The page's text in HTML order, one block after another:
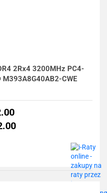
2Rx4 3200MHz PC4-
M393A8G40AB2-CWE